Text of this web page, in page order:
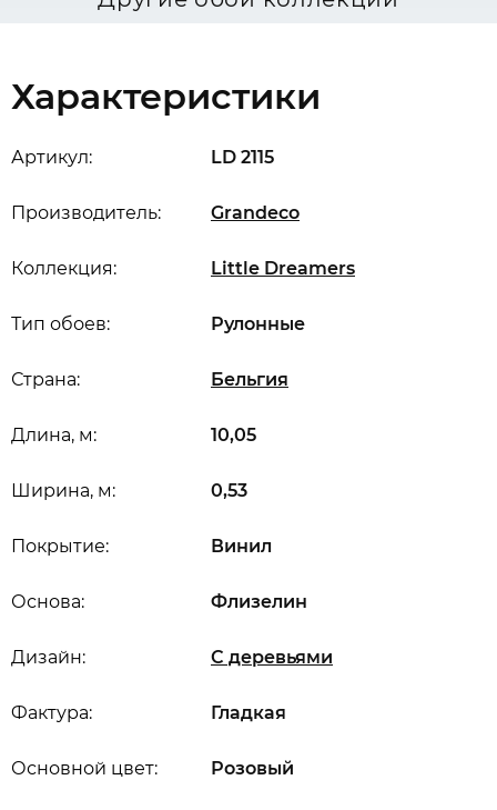
Характеристики
Артикул: LD 2115
Производитель: Grandeco
Коллекция: Little Dreamers
Длина, м: 10,05
Ширина, м: 0,53
Основной цвет: Розовый
Дизайн: С деревьями
Основа: Флизелин
Покрытие: Винил
Страна: Бельгия
Тип обоев: Рулонные
Фактура: Гладкая